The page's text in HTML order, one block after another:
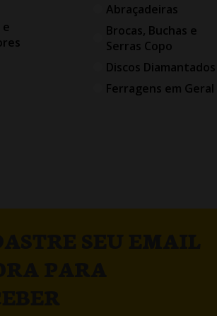
Abraçadeiras
Brocas, Buchas e
Serras Copo
Discos Diamantados
Ferragens em Geral